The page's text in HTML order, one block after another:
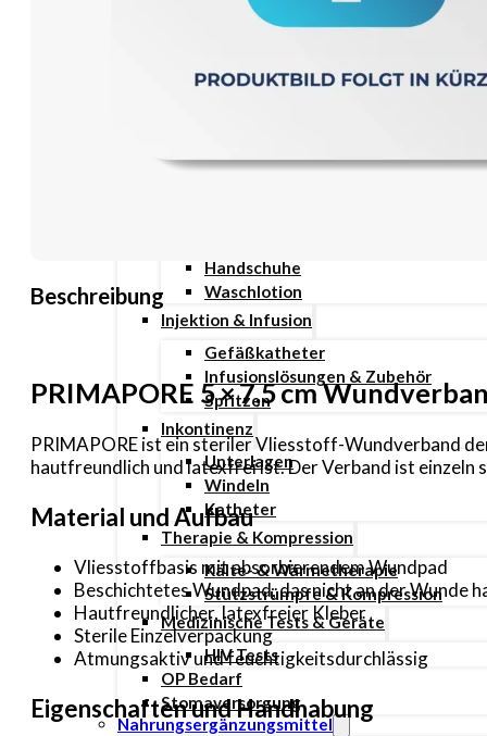
Stechhilfen
Ernährung & Trinkhilfen
Hygiene & Pflege
Handschuhe
Waschlotion
Injektion & Infusion
Gefäßkatheter
Infusionslösungen & Zubehör
Spritzen
Inkontinenz
Unterlagen
Windeln
Katheter
Therapie & Kompression
Kälte- & Wärmetherapie
Stützstrümpfe & Kompression
Medizinische Tests & Geräte
HIV Tests
OP Bedarf
Stomaversorgung
Nahrungsergänzungsmittel
Beschreibung
PRIMAPORE 5 × 7,5 cm
PRIMAPORE ist ein steriler Vliesstoff-Wundverband
hautfreundlich und latexfrei ist. Der Verband ist einzeln
Material und Aufbau
Vliesstoffbasis mit absorbierendem Wundpad
Beschichtetes Wundpad, das nicht an der Wunde
Hautfreundlicher, latexfreier Kleber
Sterile Einzelverpackung
Atmungsaktiv und feuchtigkeitsdurchlässig
Eigenschaften und Handhabung